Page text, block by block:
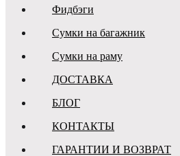
Фидбэги
Сумки на багажник
Сумки на раму
ДОСТАВКА
БЛОГ
КОНТАКТЫ
ГАРАНТИИ И ВОЗВРАТ